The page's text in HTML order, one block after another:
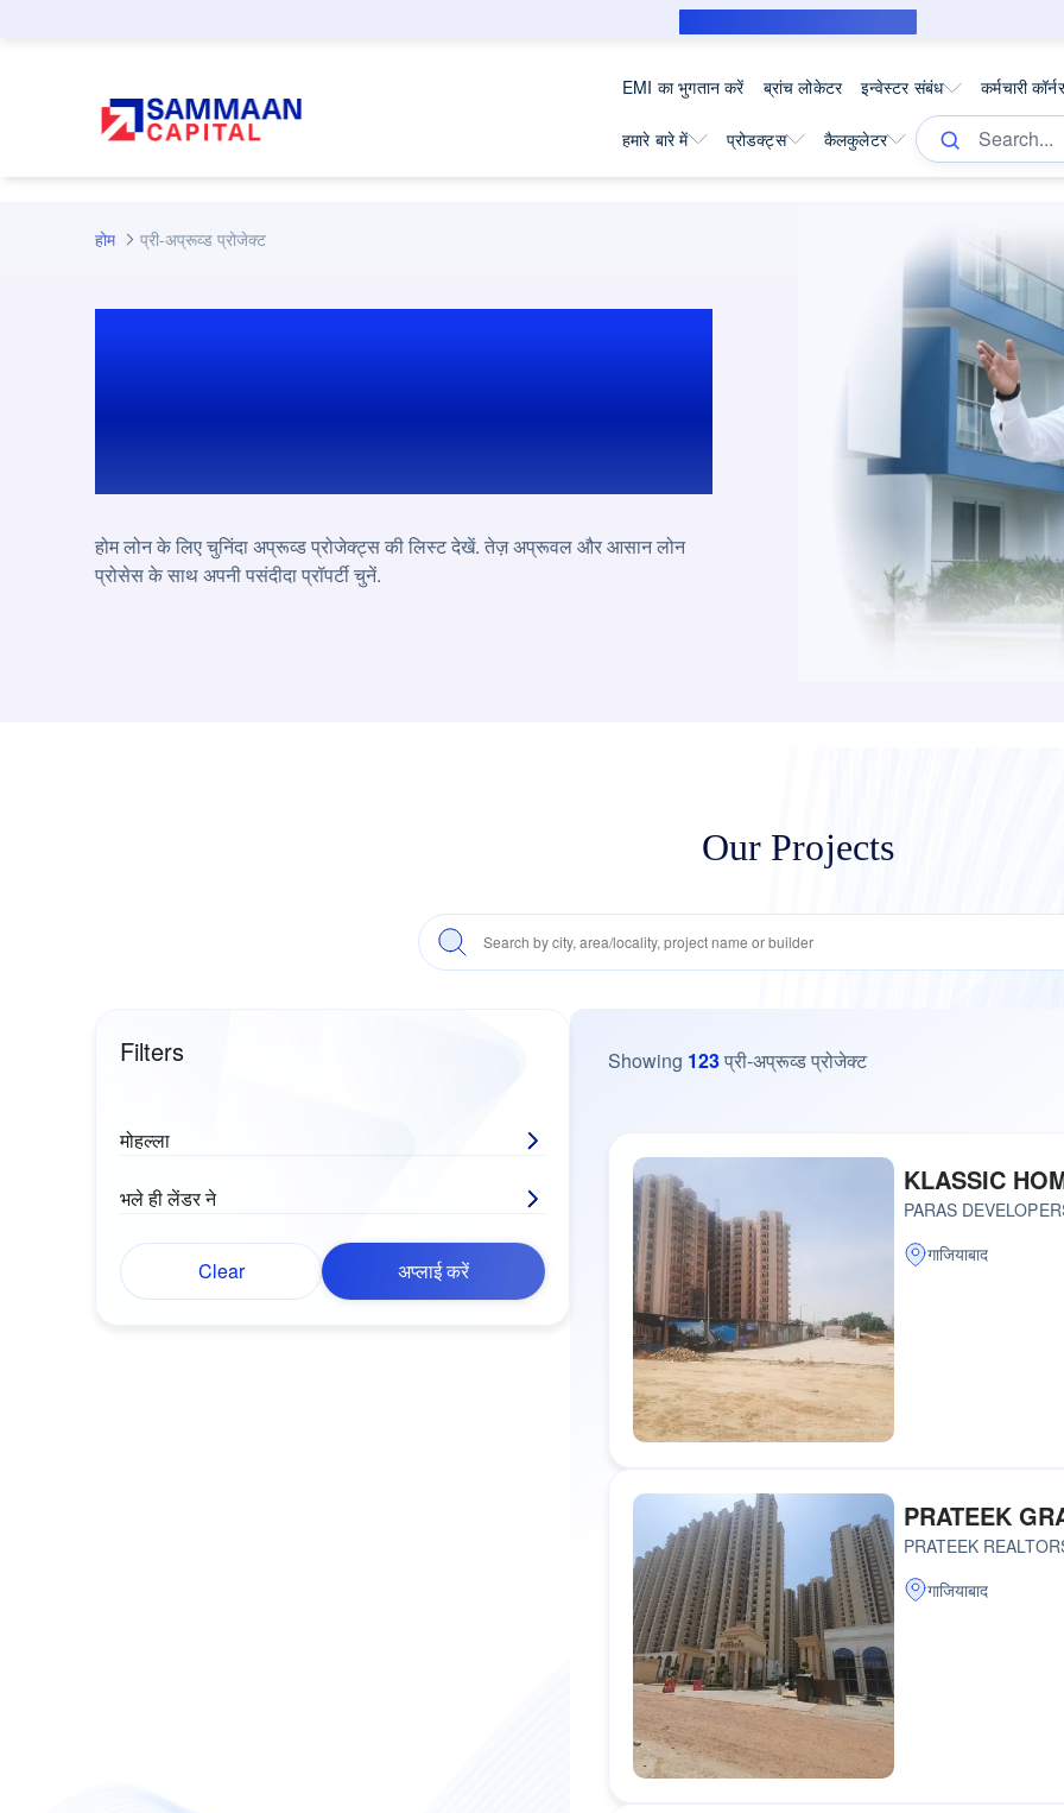
EMI का भुगतान करें ब्रांच लोकेटर इन्वेस्टर संबंध कर्मचारी कॉर्नर
हमारे बारे में प्रोडक्ट्स कैलकुलेटर
होम प्री-अप्रूव्ड प्रोजेक्ट
हमारे प्री-अप्रूव्ड प्रोजेक्ट के
होम लोन के लिए चुनिंदा अप्रूव्ड प्रोजेक्ट्स की लिस्ट देखें. तेज़ अप्रूवल और आसान लोन
प्रोसेस के साथ अपनी पसंदीदा प्रॉपर्टी चुनें.
Our Projects
Filters
मोहल्ला
भले ही लेंडर ने
Clear अप्लाई करें
Showing 123प्री-अप्रूव्ड प्रोजेक्ट
KLASSIC
PARAS
गाजियाबाद
PRATEEK
PRATEEK
गाजियाबाद